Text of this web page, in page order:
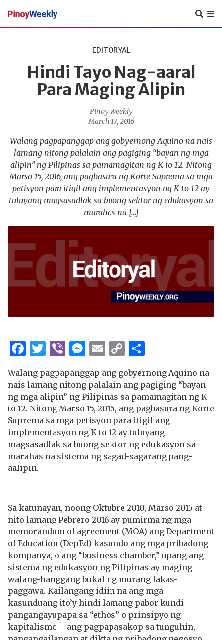
Pinoy
Weekly
EDITORYAL
Hindi Tayo Nag-aaral
Para Maging Alipin
Pinoy Weekly
March 17, 2016
Walang pagpapanggap ang gobyernong Aquino na nais
lamang nitong palalain ang pagiging “bayan ng mga
alipin” ng Pilipinas sa pamamagitan ng K to 12. Nitong
Marso 15, 2016, ang pagbasura ng Korte Suprema sa mga
petisyon para itigil ang implementasyon ng K to 12 ay
tuluyang magsasadlak sa buong sektor ng edukasyon sa
marahas na […]
Facebook
Twitter
ViberMessenger
Email
Copy
Link
Walang pagpapanggap ang gobyernong Aquino na
nais lamang nitong palalain ang pagiging “bayan
ng mga alipin” ng Pilipinas sa pamamagitan ng K
to 12. Nitong Marso 15, 2016, ang pagbasura ng Korte
Suprema sa mga petisyon para itigil ang
implementasyon ng K to 12 ay tuluyang
magsasadlak sa buong sektor ng edukasyon sa
marahas na sistema ng sagad-sagarang pang-
aalipin.
Sa katunayan, noong Oktubre 2010, Marso 2015 at
nito lamang Pebrero 2016 ay pumirma ng mga
memorandum of agreement (MOA) ang Department
of Education (DepEd) kasundo ang mga pribadong
kompanya, o ang “business chamber,” upang ang
sistema ng edukasyon ng Pilipinas ay maging
walang-hanggang bukal ng murang lakas-
paggawa. Kailangang idiin na ang mga
kasunduang ito’y hindi lamang pabor kundi
pangangayupapa sa “ethos” o prinsipyo ng
kapitalismo – ang pagpapasakop sa tunguhin,